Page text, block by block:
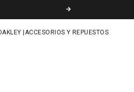
SIGUIENTE
| ACCESORIOS Y REPUESTOS